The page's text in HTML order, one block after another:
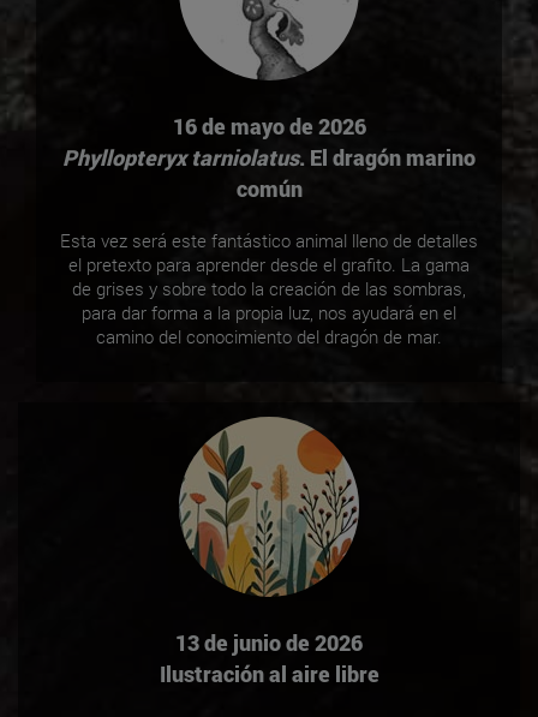
16 de mayo de 2026
Phyllopteryx tarniolatus. El dragón marino
común
Esta vez será este fantástico animal lleno de detalles
el pretexto para aprender desde el grafito. La gama
de grises y sobre todo la creación de las sombras,
para dar forma a la propia luz, nos ayudará en el
camino del conocimiento del dragón de mar.
13 de junio de 2026
Ilustración al aire libre